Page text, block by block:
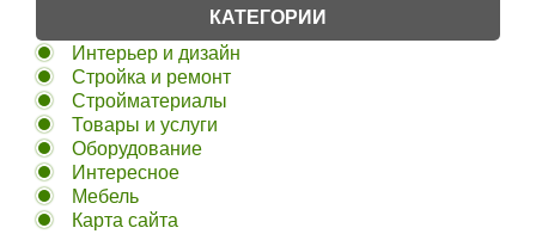
КАТЕГОРИИ
Интерьер и дизайн
Стройка и ремонт
Стройматериалы
Товары и услуги
Оборудование
Интересное
Мебель
Карта сайта